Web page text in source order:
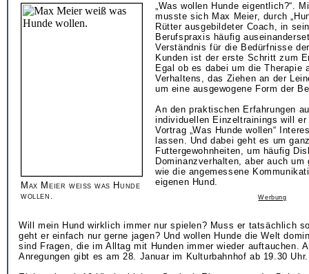
Max Meier weiß was Hunde
wollen.
„Was wollen Hunde eigentlich?“.
musste sich Max Meier, durch
Rütter ausgebildeter Coach, in
Berufspraxis häufig
Verständnis für die Bedürfnisse
Kunden ist der erste Schritt zum
Egal ob es dabei um die Therapie
Verhaltens, das Ziehen an der
um eine ausgewogene Form der
An den praktischen Erfahrungen
individuellen Einzeltrainings will er
Vortrag „Was Hunde wollen“
lassen. Und dabei geht es um
Futtergewohnheiten, um häufig
Dominanzverhalten, aber auch
wie die angemessene
eigenen Hund.
Werbung
Will mein Hund wirklich immer nur spielen? Muss er tatsächlich
geht er einfach nur gerne jagen? Und wollen Hunde die Welt
sind Fragen, die im Alltag mit Hunden immer wieder auftauchen.
Anregungen gibt es am 28. Januar im Kulturbahnhof ab 19.30 Uhr.